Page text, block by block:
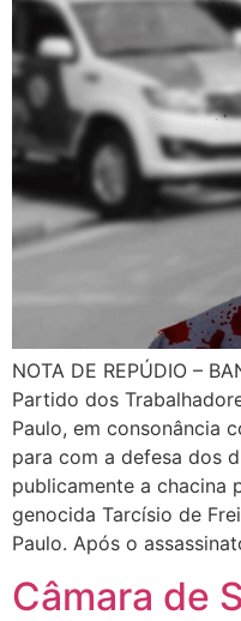
NOTA DE REPÚDIO –
Partido dos
Paulo, em consonância
para com a defesa dos
publicamente a chacina
genocida Tarcísio de
Paulo. Após o
Câmara de